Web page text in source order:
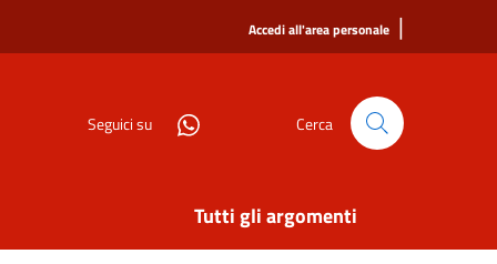
Accedi all'area personale |
Seguici su Cerca
Tutti gli argomenti